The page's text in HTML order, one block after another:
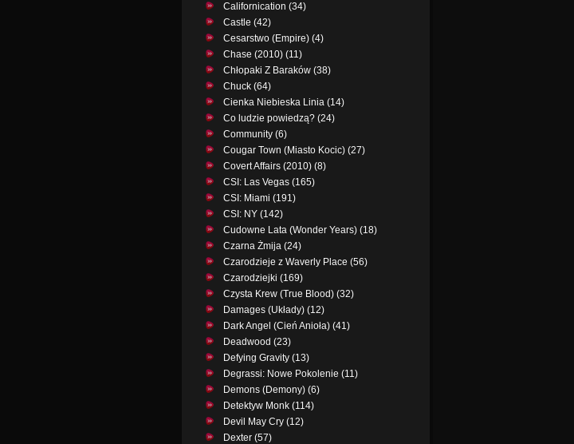
Californication (34)
Castle (42)
Cesarstwo (Empire) (4)
Chase (2010) (11)
Chłopaki Z Baraków (38)
Chuck (64)
Cienka Niebieska Linia (14)
Co ludzie powiedzą? (24)
Community (6)
Cougar Town (Miasto Kocic) (27)
Covert Affairs (2010) (8)
CSI: Las Vegas (165)
CSI: Miami (191)
CSI: NY (142)
Cudowne Lata (Wonder Years) (18)
Czarna Żmija (24)
Czarodzieje z Waverly Place (56)
Czarodziejki (169)
Czysta Krew (True Blood) (32)
Damages (Układy) (12)
Dark Angel (Cień Anioła) (41)
Deadwood (23)
Defying Gravity (13)
Degrassi: Nowe Pokolenie (11)
Demons (Demony) (6)
Detektyw Monk (114)
Devil May Cry (12)
Dexter (57)